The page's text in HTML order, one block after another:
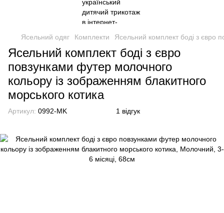
Ясельний одяг Комплекти Ясельний комплект боді з євро
Ясельний комплект боді з євро
повзунками футер молочного
кольору із зображенням блакитного
морського котика
Артикул: 0992-MK 1 відгук